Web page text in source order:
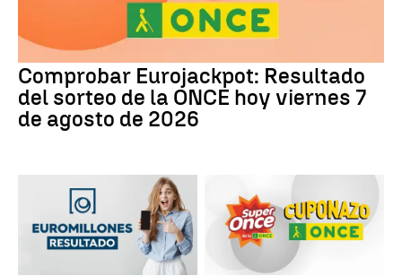
Comprobar Eurojackpot: Resultado
del sorteo de la ONCE hoy viernes 7
de agosto de 2026